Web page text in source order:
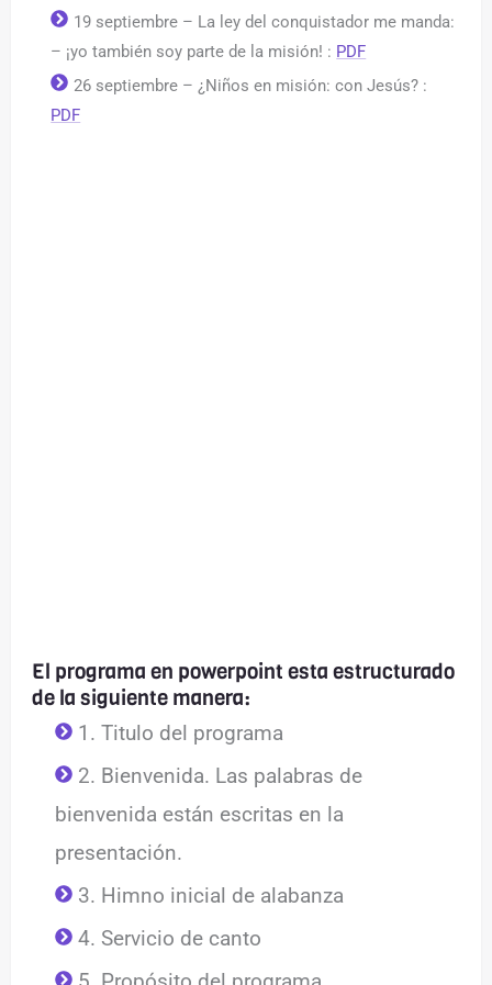
19 septiembre – La ley del conquistador me manda:
– ¡yo también soy parte de la misión! : PDF
26 septiembre – ¿Niños en misión: con Jesús? :
PDF
El programa en powerpoint esta estructurado
de la siguiente manera:
1. Titulo del programa
2. Bienvenida. Las palabras de
bienvenida están escritas en la
presentación.
3. Himno inicial de alabanza
4. Servicio de canto